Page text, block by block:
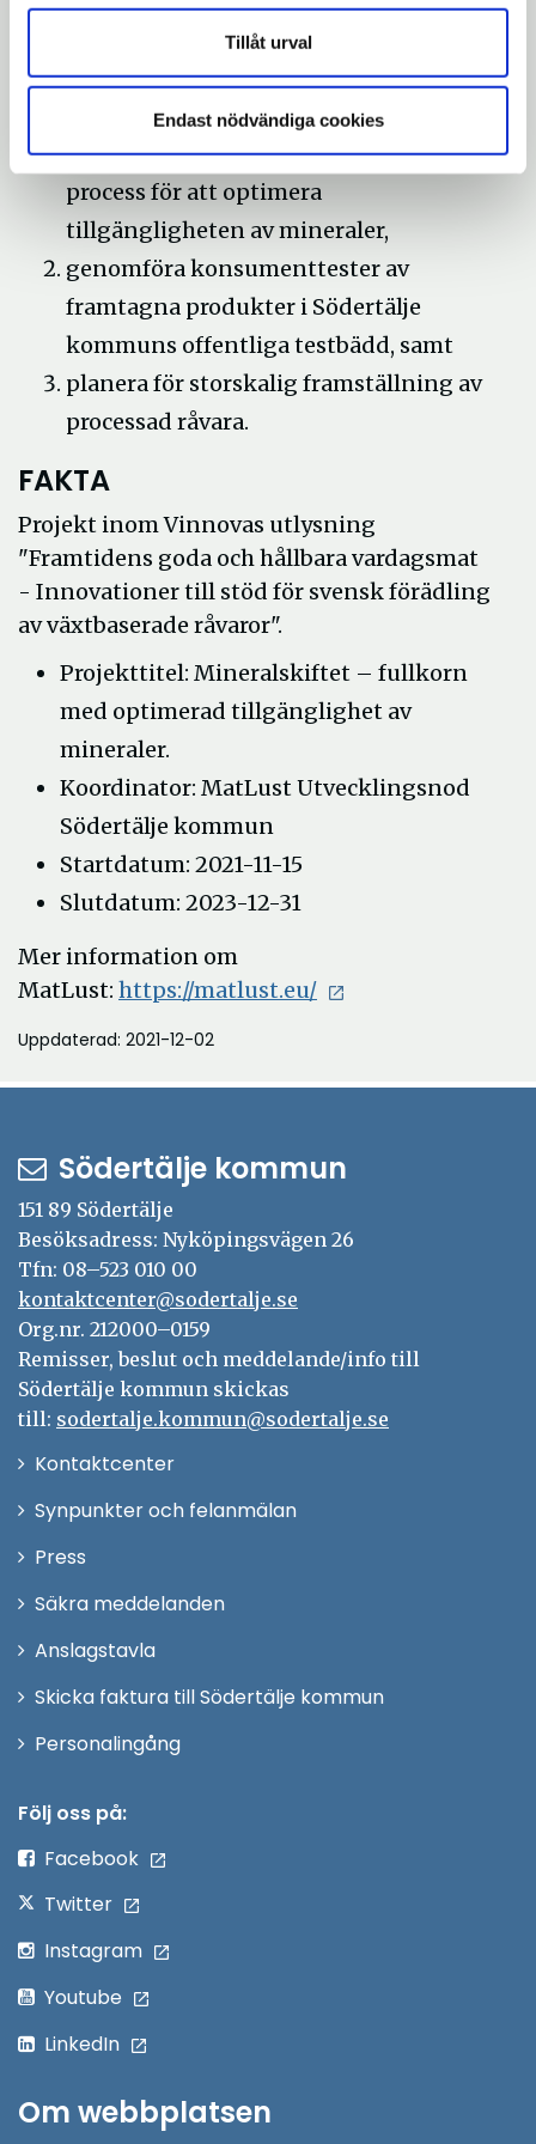
Tillåt urval
Endast nödvändiga cookies
svenskodlade spannmål som hälsosam, god
och hållbar vardagsmat, genom att:
utveckla ekologiska
fullkornsprodukter som genomgått en
process för att optimera
tillgängligheten av mineraler,
genomföra konsumenttester av
framtagna produkter i Södertälje
kommuns offentliga testbädd, samt
planera för storskalig framställning av
processad råvara.
FAKTA
Projekt inom Vinnovas utlysning
"Framtidens goda och hållbara vardagsmat
- Innovationer till stöd för svensk förädling
av växtbaserade råvaror".
Projekttitel: Mineralskiftet – fullkorn
med optimerad tillgänglighet av
mineraler.
Koordinator: MatLust Utvecklingsnod
Södertälje kommun
Startdatum: 2021-11-15
Slutdatum: 2023-12-31
Mer information om
MatLust: https://matlust.eu/Öppna
fönster
Uppdaterad: 2021-12-02
Södertälje kommun
151 89 Södertälje
Besöksadress: Nyköpingsvägen 26
Tfn: 08–523 010 00
kontaktcenter@sodertalje.se
Org.nr. 212000–0159
Remisser, beslut och meddelande/info till
Södertälje kommun skickas
till: sodertalje.kommun@sodertalje.se
KontaktcenterÖppna
Synpunkter och felanmälan
Press
fönster
Säkra meddelanden
Anslagstavla
Skicka faktura till Södertälje kommun
PersonalingångÖppna
Följ oss på:
Facebook
Twitter
Instagram
Youtube
LinkedIn
Om webbplatsen